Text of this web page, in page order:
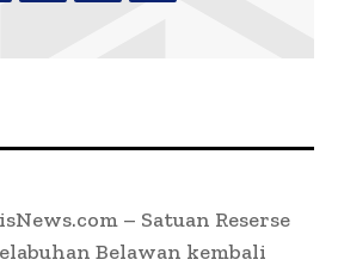
– Satuan Reserse
Belawan kembali